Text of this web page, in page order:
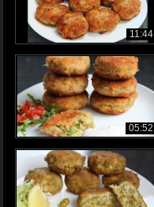
11:44
05:52